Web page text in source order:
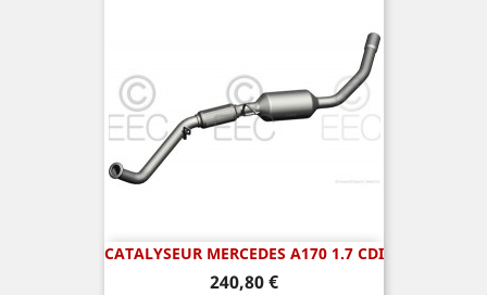
CATALYSEUR MERCEDES A170 1.7 CDI
Prix
240,80 €